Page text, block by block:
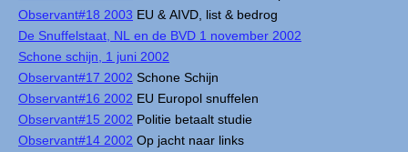
Observant#18 2003 EU & AIVD, list & bedrog
De Snuffelstaat, NL en de BVD 1 november 2002
Schone schijn, 1 juni 2002
Observant#17 2002 Schone Schijn
Observant#16 2002 EU Europol snuffelen
Observant#15 2002 Politie betaalt studie
Observant#14 2002 Op jacht naar links